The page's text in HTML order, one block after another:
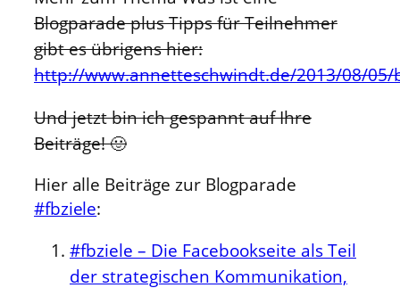
Blogparade plus Tipps für Teilnehmer
gibt es übrigens hier:
http://www.annetteschwindt.de/2013/08/05/
Und jetzt bin ich gespannt auf Ihre
Beiträge! 🙂
Hier alle Beiträge zur Blogparade
#fbziele:
#fbziele – Die Facebookseite als Teil
der strategischen Kommunikation,